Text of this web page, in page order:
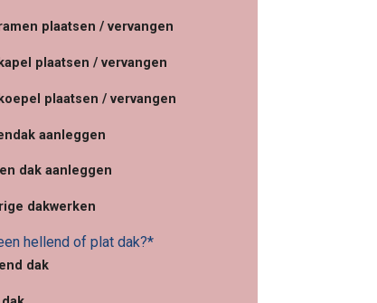
plaatsen / vervangen
plaatsen / vervangen
plaatsen / vervangen
aanleggen
dak aanleggen
dakwerken
hellend of plat dak?*
dak